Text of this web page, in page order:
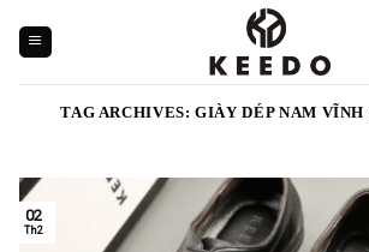
content
TAG ARCHIVES:GIÀY DÉP NAM
02
Th2